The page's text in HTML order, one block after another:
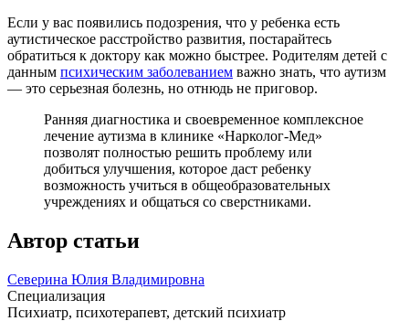
Если у вас появились подозрения, что у ребенка есть
аутистическое расстройство развития, постарайтесь
обратиться к доктору как можно быстрее. Родителям детей с
данным психическим заболеванием важно знать, что аутизм
— это серьезная болезнь, но отнюдь не приговор.
Ранняя диагностика и своевременное комплексное
лечение аутизма в клинике «Нарколог-Мед»
позволят полностью решить проблему или
добиться улучшения, которое даст ребенку
возможность учиться в общеобразовательных
учреждениях и общаться со сверстниками.
Автор статьи
Северина Юлия Владимировна
Специализация
Психиатр, психотерапевт, детский психиатр